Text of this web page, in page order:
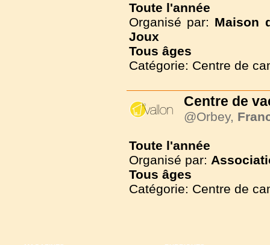
Toute l'année
Organisé par: Maison
Joux
Tous âges
Catégorie: Centre de
Centre de
@Orbey,
Toute l'année
Organisé par:
Tous âges
Catégorie: Centre de